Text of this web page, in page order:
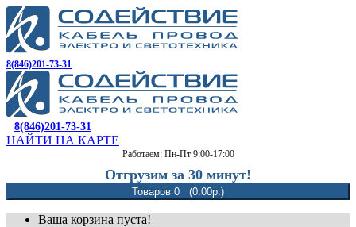
8(846)201-73-31
8(846)201-73-31
НАЙТИ НА КАРТЕ
Работаем: Пн-Пт 9:00-17:00
Отгрузим за 30 минут!
Товаров 0 (0.00р.)
Ваша корзина пуста!